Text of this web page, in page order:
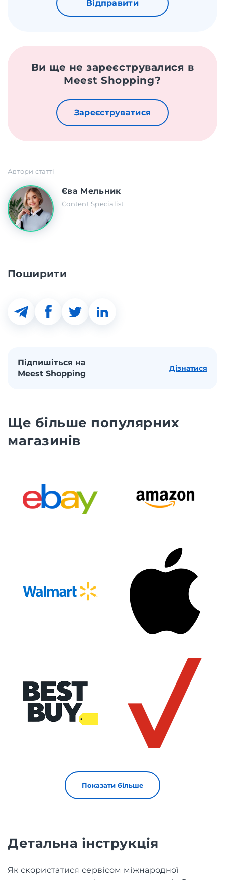
Відправити
Ви ще не зареєструвалися в
Meest Shopping?
Зареєструватися
Автори статті
Єва Мельник
Content Specialist
Поширити
Підпишіться на
Meest Shopping
Дізнатися
Ще більше популярних
магазинів
Показати більше
Детальна інструкція
Як скористатися сервісом міжнародної